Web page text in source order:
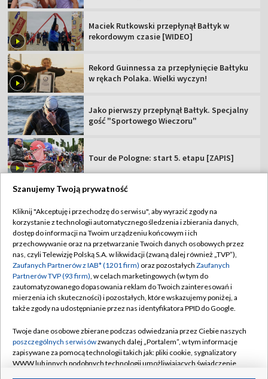
Maciek Rutkowski przepłynął Bałtyk w
rekordowym czasie [WIDEO]
Rekord Guinnessa za przepłynięcie Bałtyku
w rękach Polaka. Wielki wyczyn!
Jako pierwszy przepłynął Bałtyk. Specjalny
gość "Sportowego Wieczoru"
Tour de Pologne: start 5. etapu [ZAPIS]
TVP
Abonament TVP
Sklep TVP
Biuro Reklamy
Oferta Handlowa
Emisja w TVP
Rada Programowa
Regulamin TVP
Polityka prywatności
Moje zgody
Biuro reklamy
Kanały
Szanujemy Twoją prywatność
Kliknij "Akceptuję i przechodzę do serwisu", aby wyrazić zgody na
korzystanie z technologii automatycznego śledzenia i zbierania danych,
dostęp do informacji na Twoim urządzeniu końcowym i ich
przechowywanie oraz na przetwarzanie Twoich danych osobowych przez
nas, czyli Telewizję Polską S.A. w likwidacji (zwaną dalej również „TVP”),
Zaufanych Partnerów z IAB* (1201 firm) oraz pozostałych Zaufanych
Partnerów TVP (93 firm), w celach marketingowych (w tym do
zautomatyzowanego dopasowania reklam do Twoich zainteresowań i
mierzenia ich skuteczności) i pozostałych, które wskazujemy poniżej, a
także zgody na udostępnianie przez nas identyfikatora PPID do Google.
Twoje dane osobowe zbierane podczas odwiedzania przez Ciebie naszych
poszczególnych serwisówzwanych dalej „Portalem”, w tym informacje
zapisywane za pomocą technologii takich jak: pliki cookie, sygnalizatory
WWW lub innych podobnych technologii umożliwiających świadczenie